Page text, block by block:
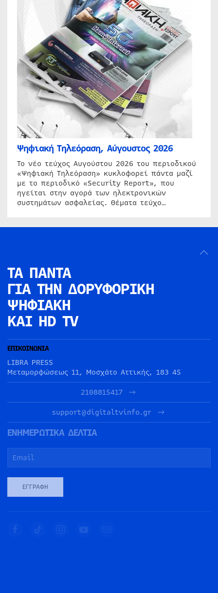
Ψηφιακή Τηλεόραση, Αύγουστος 2026
Το νέο τεύχος Αυγούστου 2026 του περιοδικού
«Ψηφιακή Τηλεόραση» κυκλοφορεί πάντα μαζί
με το περιοδικό «Security Report», που
ηγείται στην αγορά των ηλεκτρονικών
συστημάτων ασφαλείας. Θέματα τεύχο…
ΤΑ ΠΑΝΤΑ
ΓΙΑ ΤΗΝ ΔΟΡΥΦΟΡΙΚΗ
ΨΗΦΙΑΚΗ
ΚΑΙ HD TV
ΕΠΙΚΟΙΝΩΝΙΑ
LIBRA PRESS
Μεταμορφώσεως 11, Μοσχάτο Αττικής, 183 45
2108815417
support@digitaltvinfo.gr
ΕΝΗΜΕΡΩΤΙΚΑ ΔΕΛΤΙΑ
ΕΓΓΡΑΦΉ